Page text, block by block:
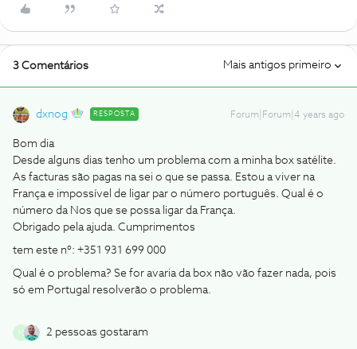
3 Comentários Mais antigos primeiro
dxnog RESPOSTA Forum|Forum|4 years ago
Bom dia
Desde alguns dias tenho um problema com a minha box satélite.
As facturas são pagas na sei o que se passa. Estou a viver na
França e impossível de ligar par o número português. Qual é o
número da Nos que se possa ligar da França.
Obrigado pela ajuda. Cumprimentos
tem este nº: +351 931 699 000
Qual é o problema? Se for avaria da box não vão fazer nada, pois
só em Portugal resolverão o problema.
M 2 pessoas gostaram